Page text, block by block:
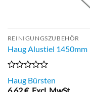
REINIGUNGSZUBEHÖR
Haug Alustiel 1450mm
Bewertet
mit
Haug Bürsten